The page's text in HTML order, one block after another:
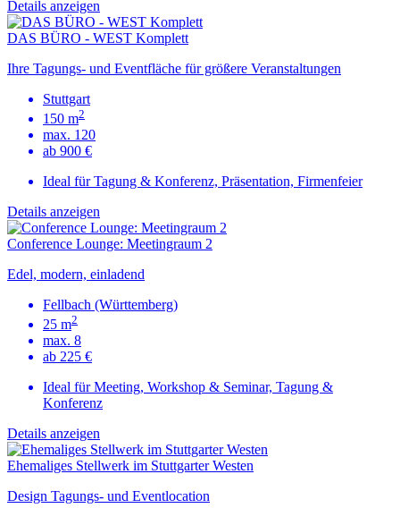
Details anzeigen
DAS BÜRO - WEST Komplett
Ihre Tagungs- und Eventfläche für größere Veranstaltungen
Stuttgart
150 m2
max. 120
ab 900 €
Ideal für Tagung & Konferenz, Präsentation, Firmenfeier
Details anzeigen
Conference Lounge: Meetingraum 2
Edel, modern, einladend
Fellbach (Württemberg)
25 m2
max. 8
ab 225 €
Ideal für Meeting, Workshop & Seminar, Tagung &
Konferenz
Details anzeigen
Ehemaliges Stellwerk im Stuttgarter Westen
Design Tagungs- und Eventlocation